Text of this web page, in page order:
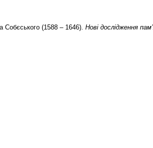
Собєського (1588 – 1646). Нові дослідження